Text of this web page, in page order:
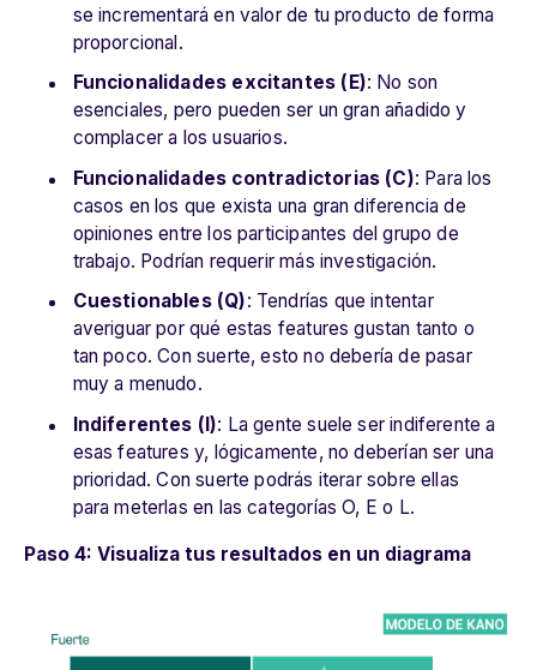
se incrementará en valor de tu producto de forma
proporcional.
Funcionalidades excitantes (E): No son
esenciales, pero pueden ser un gran añadido y
complacer a los usuarios.
Funcionalidades contradictorias (C): Para los
casos en los que exista una gran diferencia de
opiniones entre los participantes del grupo de
trabajo. Podrían requerir más investigación.
Cuestionables (Q): Tendrías que intentar
averiguar por qué estas features gustan tanto o
tan poco. Con suerte, esto no debería de pasar
muy a menudo.
Indiferentes (I): La gente suele ser indiferente a
esas features y, lógicamente, no deberían ser una
prioridad. Con suerte podrás iterar sobre ellas
para meterlas en las categorías O, E o L.
Paso 4: Visualiza tus resultados en un diagrama